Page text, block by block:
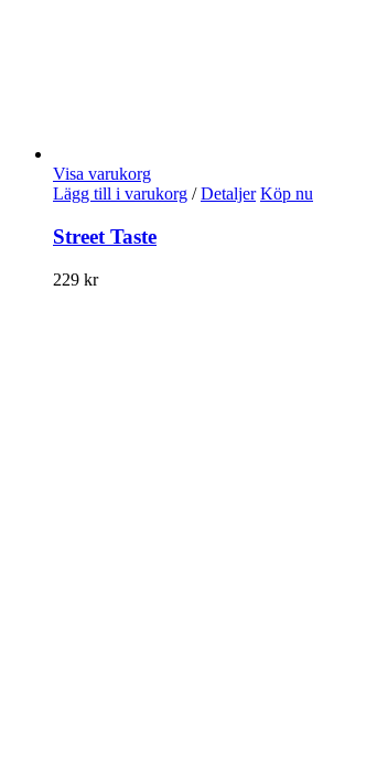
Visa varukorg
Lägg till i varukorg / Detaljer Köp nu
Street Taste
229 kr